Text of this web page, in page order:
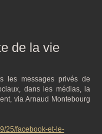
de la vie
les messages privés de
dans les médias, la
via Arnaud Montebourg
25/facebook-et-le-